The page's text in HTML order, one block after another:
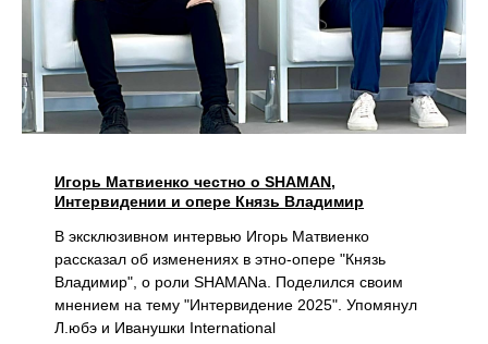
Игорь Матвиенко честно о SHAMAN,
Интервидении и опере Князь Владимир
В эксклюзивном интервью Игорь Матвиенко
рассказал об изменениях в этно-опере "Князь
Владимир", о роли SHAMANa. Поделился своим
мнением на тему "Интервидение 2025". Упомянул
Л.юбэ и Иванушки International